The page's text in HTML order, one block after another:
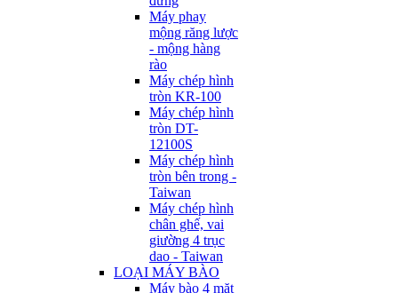
Máy phay
mộng răng lược
- mộng hàng
rào
Máy chép hình
tròn KR-100
Máy chép hình
tròn DT-
12100S
Máy chép hình
tròn bên trong -
Taiwan
Máy chép hình
chân ghế, vai
giường 4 trục
dao - Taiwan
LOẠI MÁY BÀO
Máy bào 4 mặt